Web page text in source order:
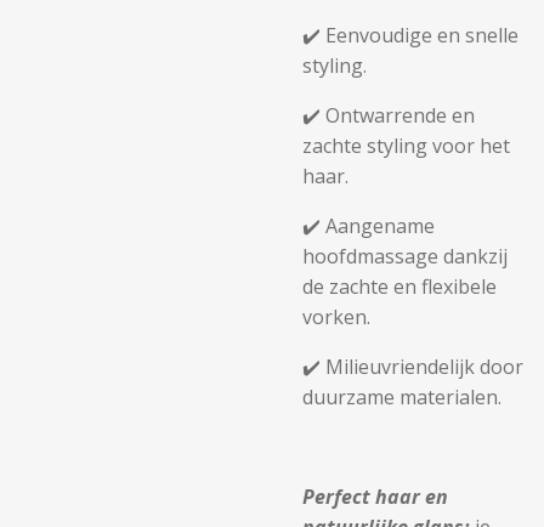
✔️ Eenvoudige en snelle
styling.
✔️ Ontwarrende en
zachte styling voor het
haar.
✔️ Aangename
hoofdmassage dankzij
de zachte en flexibele
vorken.
✔️ Milieuvriendelijk door
duurzame materialen.
Perfect haar en